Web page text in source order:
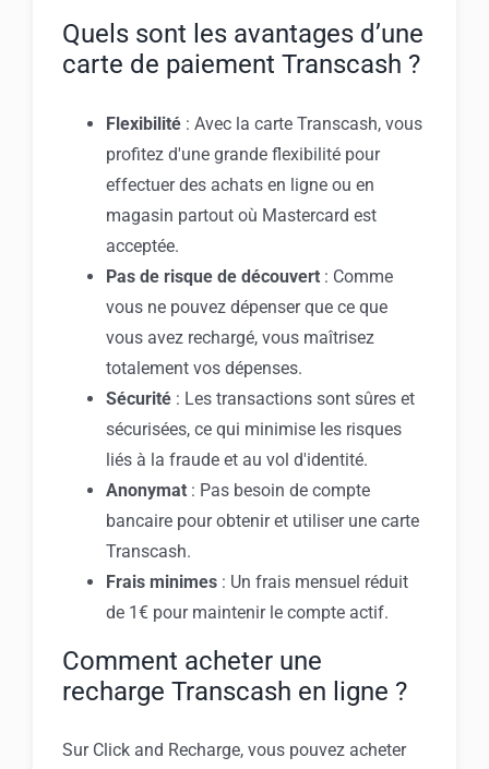
Quels sont les avantages d’une
carte de paiement Transcash ?
Flexibilité : Avec la carte Transcash, vous
profitez d'une grande flexibilité pour
effectuer des achats en ligne ou en
magasin partout où Mastercard est
acceptée.
Pas de risque de découvert : Comme
vous ne pouvez dépenser que ce que
vous avez rechargé, vous maîtrisez
totalement vos dépenses.
Sécurité : Les transactions sont sûres et
sécurisées, ce qui minimise les risques
liés à la fraude et au vol d'identité.
Anonymat : Pas besoin de compte
bancaire pour obtenir et utiliser une carte
Transcash.
Frais minimes : Un frais mensuel réduit
de 1€ pour maintenir le compte actif.
Comment acheter une
recharge Transcash en ligne ?
Sur Click and Recharge, vous pouvez acheter